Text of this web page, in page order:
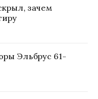
зачем
Эльбрус 61-